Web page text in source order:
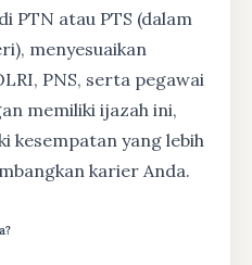
PTN atau PTS (dalam
menyesuaikan
PNS, serta pegawai
memiliki ijazah ini,
kesempatan yang lebih
karier Anda.